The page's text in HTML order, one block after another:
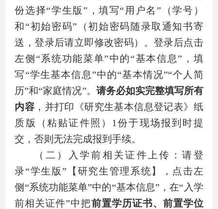
份选择“学生版” ，填写“ 用户名” （学号）
和“初始密码” （初始密码随录取通知书寄
送，登录后请立即修改密码）。登录后点击
左侧 “系统功能菜单”中的“基本信息” ，填
写“学生基本信息”中的“基本情况”“个人简
历”和“家庭情况”。 请务必如实完整填写所有
内容 ，并打印《研究生基本信息登记表》纸
质版（粘贴证件照） 1 份于现场报到时提
交，否则无法完成报到手续。
（二）入学前相关证件上传：请登
录“学生版” 【研究生管理系统】，点击左
侧“系统功能菜单”中的“基本信息” ，在“ 入学
前相关证件”中把前置学历证书、前置学位